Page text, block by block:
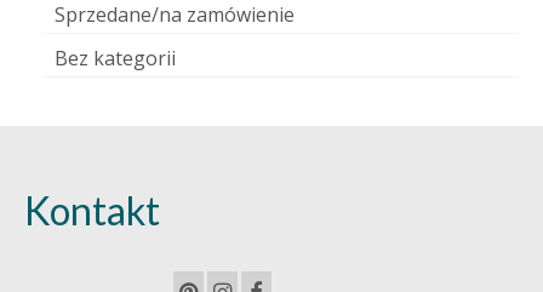
Sprzedane/na zamówienie
Bez kategorii
Kontakt